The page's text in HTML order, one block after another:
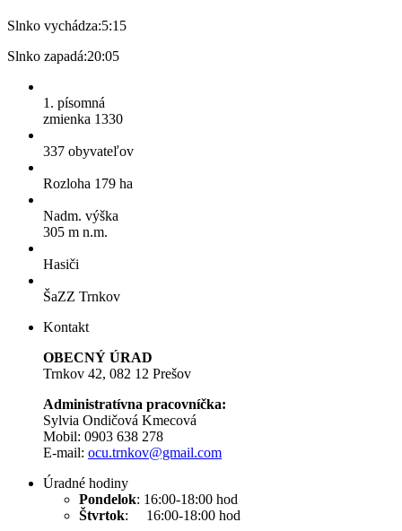
Slnko vychádza:5:15
Slnko zapadá:20:05
1. písomná
zmienka 1330
337 obyvateľov
Rozloha 179 ha
Nadm. výška
305 m n.m.
Hasiči
ŠaZZ Trnkov
Kontakt
OBECNÝ ÚRAD
Trnkov 42, 082 12 Prešov
Administratívna pracovníčka:
Sylvia Ondičová Kmecová
Mobil: 0903 638 278
E-mail: ocu.trnkov@gmail.com
Úradné hodiny
Pondelok: 16:00-18:00 hod
Štvrtok: 16:00-18:00 hod